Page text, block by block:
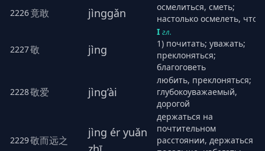
2226竟敢 jìnggǎn
осмелиться, сметь;
настолько осмелеть, что...
2227敬 jìng
I гл.
1) почитать; уважать;
преклоняться;
благоговеть
2228敬爱 jìng’ài
любить, преклоняться;
глубокоуважаемый,
дорогой
2229敬而远之
jìng ér yuǎn
держаться на
почтительном
расстоянии, держаться